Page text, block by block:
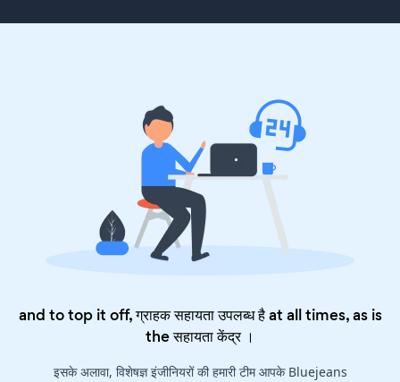
and to top it off, ग्राहक सहायता उपलब्ध है at all times, as is
theसहायता केंद्र।
इसके अलावा, विशेषज्ञ इंजीनियरों की हमारी टीम आपके Bluejeans